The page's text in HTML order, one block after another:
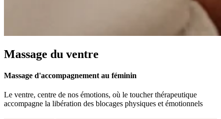
Massage du ventre
Massage d'accompagnement au féminin
Le ventre, centre de nos émotions, où le toucher thérapeutique
accompagne la libération des blocages physiques et émotionnels